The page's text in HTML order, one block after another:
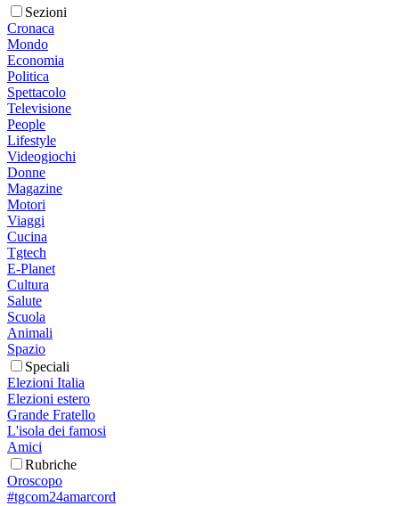
Sezioni
Cronaca
Mondo
Economia
Politica
Spettacolo
Televisione
People
Lifestyle
Videogiochi
Donne
Magazine
Motori
Viaggi
Cucina
Tgtech
E-Planet
Cultura
Salute
Scuola
Animali
Spazio
Speciali
Elezioni Italia
Elezioni estero
Grande Fratello
L'isola dei famosi
Amici
Rubriche
Oroscopo
#tgcom24amarcord